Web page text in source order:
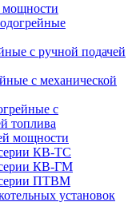
мощности
с ручной подачей
с механической
с
топлива
мощности
КВ-ТС
КВ-ГМ
ПТВМ
установок